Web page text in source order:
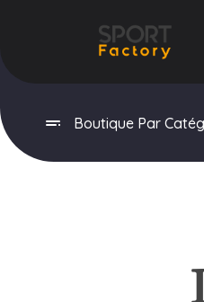
Boutique Par